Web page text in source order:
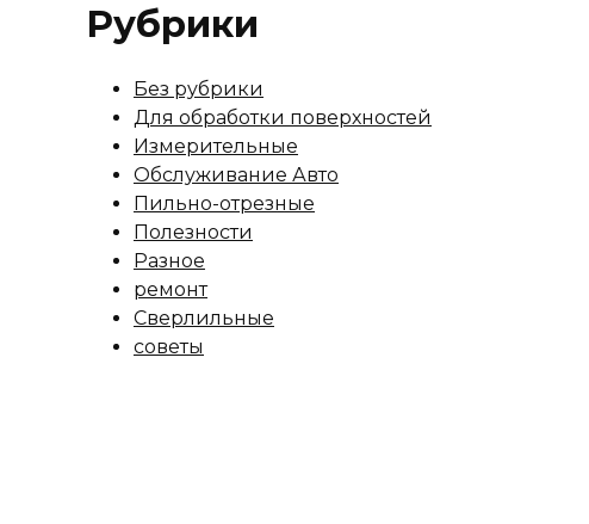
Рубрики
Без рубрики
Для обработки поверхностей
Измерительные
Обслуживание Авто
Пильно-отрезные
Полезности
Разное
ремонт
Сверлильные
советы